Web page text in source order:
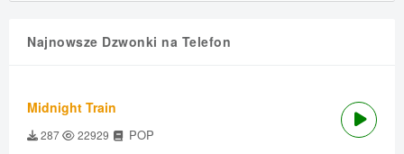
Najnowsze Dzwonki na Telefon
Midnight Train
287 22929 POP